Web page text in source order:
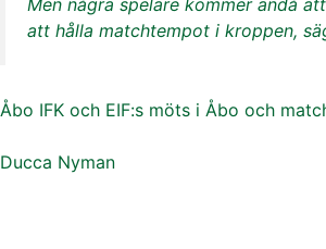
att hålla matchtempot i kroppen,
Åbo IFK och EIF:s möts i Åbo och
Ducca Nyman